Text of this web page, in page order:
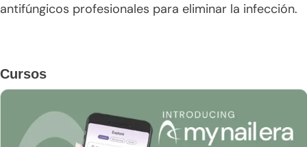
antifúngicos profesionales para eliminar la infección.
Barra
lateral
principal
Cursos